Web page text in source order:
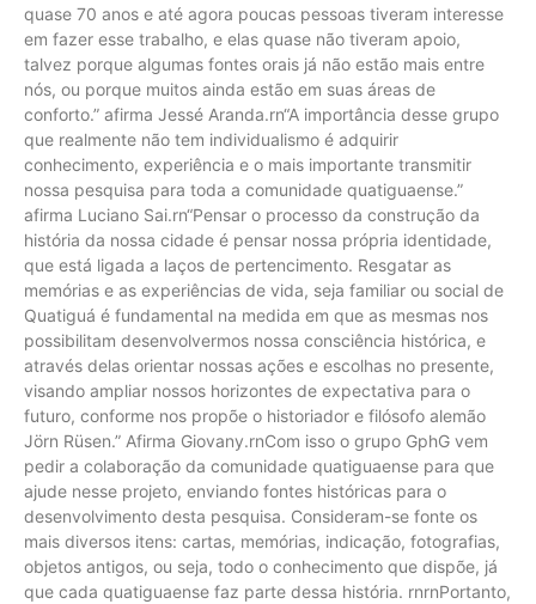
quase 70 anos e até agora poucas pessoas tiveram interesse
em fazer esse trabalho, e elas quase não tiveram apoio,
talvez porque algumas fontes orais já não estão mais entre
nós, ou porque muitos ainda estão em suas áreas de
conforto.” afirma Jessé Aranda.rn“A importância desse grupo
que realmente não tem individualismo é adquirir
conhecimento, experiência e o mais importante transmitir
nossa pesquisa para toda a comunidade quatiguaense.”
afirma Luciano Sai.rn“Pensar o processo da construção da
história da nossa cidade é pensar nossa própria identidade,
que está ligada a laços de pertencimento. Resgatar as
memórias e as experiências de vida, seja familiar ou social de
Quatiguá é fundamental na medida em que as mesmas nos
possibilitam desenvolvermos nossa consciência histórica, e
através delas orientar nossas ações e escolhas no presente,
visando ampliar nossos horizontes de expectativa para o
futuro, conforme nos propõe o historiador e filósofo alemão
Jörn Rüsen.” Afirma Giovany.rnCom isso o grupo GphG vem
pedir a colaboração da comunidade quatiguaense para que
ajude nesse projeto, enviando fontes históricas para o
desenvolvimento desta pesquisa. Consideram-se fonte os
mais diversos itens: cartas, memórias, indicação, fotografias,
objetos antigos, ou seja, todo o conhecimento que dispõe, já
que cada quatiguaense faz parte dessa história. rnrnPortanto,